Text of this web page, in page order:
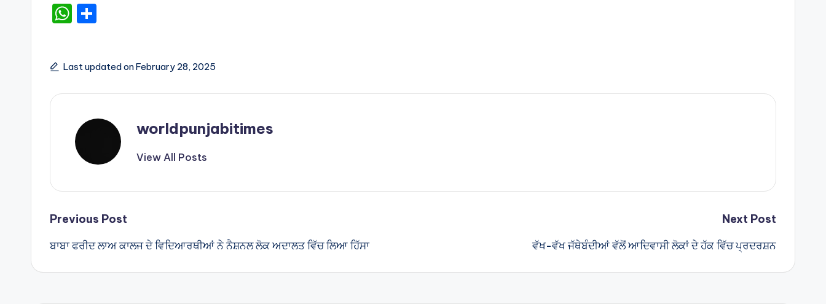
W
ts
A
p
e
Last updated on February 28, 2025
worldpunjabitimes
View All Posts
Post
navigation
Previous Post
ਬਾਬਾ ਫਰੀਦ ਲਾਅ ਕਾਲਜ ਦੇ ਵਿਦਿਆਰਥੀਆਂ ਨੇ ਨੈਸ਼ਨਲ ਲੋਕ ਅਦਾਲਤ ਵਿੱਚ ਲਿਆ ਹਿੱਸਾ
Next Post
ਵੱਖ-ਵੱਖ ਜੱਥੇਬੰਦੀਆਂ ਵੱਲੋਂ ਆਦਿਵਾਸੀ ਲੋਕਾਂ ਦੇ ਹੱਕ ਵਿੱਚ ਪ੍ਰਦਰਸ਼ਨ